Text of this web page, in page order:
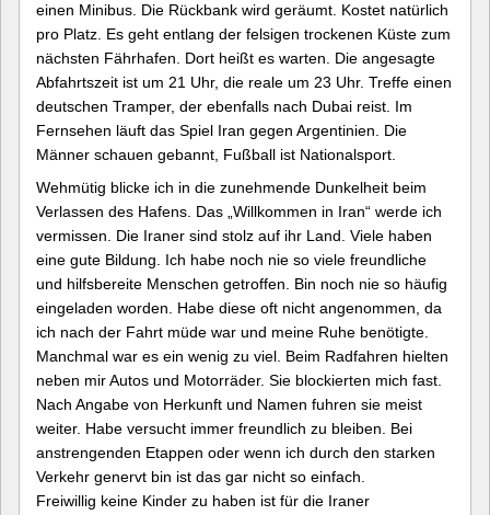
einen Minibus. Die Rückbank wird geräumt. Kostet natürlich
pro Platz. Es geht entlang der felsigen trockenen Küste zum
nächsten Fährhafen. Dort heißt es warten. Die angesagte
Abfahrtszeit ist um 21 Uhr, die reale um 23 Uhr. Treffe einen
deutschen Tramper, der ebenfalls nach Dubai reist. Im
Fernsehen läuft das Spiel Iran gegen Argentinien. Die
Männer schauen gebannt, Fußball ist Nationalsport.
Wehmütig blicke ich in die zunehmende Dunkelheit beim
Verlassen des Hafens. Das „Willkommen in Iran“ werde ich
vermissen. Die Iraner sind stolz auf ihr Land. Viele haben
eine gute Bildung. Ich habe noch nie so viele freundliche
und hilfsbereite Menschen getroffen. Bin noch nie so häufig
eingeladen worden. Habe diese oft nicht angenommen, da
ich nach der Fahrt müde war und meine Ruhe benötigte.
Manchmal war es ein wenig zu viel. Beim Radfahren hielten
neben mir Autos und Motorräder. Sie blockierten mich fast.
Nach Angabe von Herkunft und Namen fuhren sie meist
weiter. Habe versucht immer freundlich zu bleiben. Bei
anstrengenden Etappen oder wenn ich durch den starken
Verkehr genervt bin ist das gar nicht so einfach.
Freiwillig keine Kinder zu haben ist für die Iraner